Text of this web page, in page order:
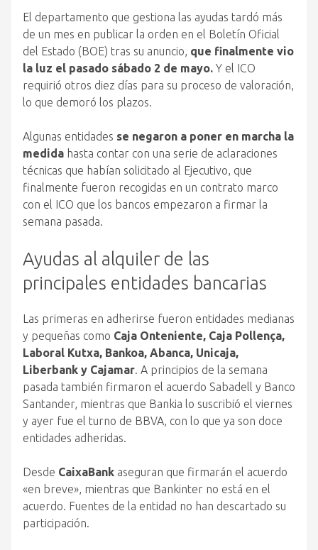
El departamento que gestiona las ayudas tardó más
de un mes en publicar la orden en el Boletín Oficial
del Estado (BOE) tras su anuncio, que finalmente vio
la luz el pasado sábado 2 de mayo. Y el ICO
requirió otros diez días para su proceso de valoración,
lo que demoró los plazos.
Algunas entidades se negaron a poner en marcha la
medida hasta contar con una serie de aclaraciones
técnicas que habían solicitado al Ejecutivo, que
finalmente fueron recogidas en un contrato marco
con el ICO que los bancos empezaron a firmar la
semana pasada.
Ayudas al alquiler de las
principales entidades bancarias
Las primeras en adherirse fueron entidades medianas
y pequeñas como Caja Onteniente, Caja Pollença,
Laboral Kutxa, Bankoa, Abanca, Unicaja,
Liberbank y Cajamar. A principios de la semana
pasada también firmaron el acuerdo Sabadell y Banco
Santander, mientras que Bankia lo suscribió el viernes
y ayer fue el turno de BBVA, con lo que ya son doce
entidades adheridas.
Desde CaixaBank aseguran que firmarán el acuerdo
«en breve», mientras que Bankinter no está en el
acuerdo. Fuentes de la entidad no han descartado su
participación.